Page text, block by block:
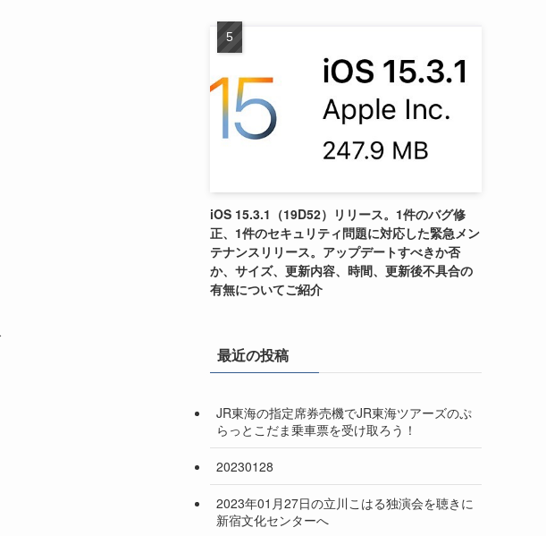
iOS 15.3.1（19D52）リリース。1件のバグ修
正、1件のセキュリティ問題に対応した緊急メン
テナンスリリース。アップデートすべきか否
か、サイズ、更新内容、時間、更新後不具合の
有無についてご紹介
最近の投稿
JR東海の指定席券売機でJR東海ツアーズのぷ
らっとこだま乗車票を受け取ろう！
20230128
2023年01月27日の立川こはる独演会を聴きに
新宿文化センターへ